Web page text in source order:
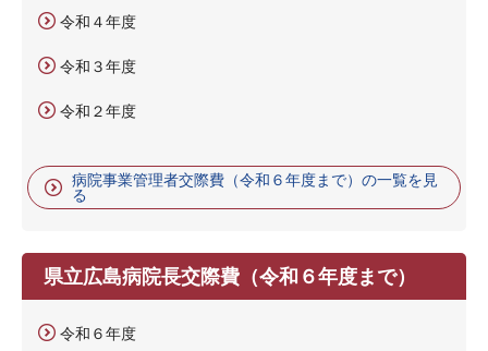
令和４年度
令和３年度
令和２年度
病院事業管理者交際費（令和６年度まで）の一覧を見
る
県立広島病院長交際費（令和６年度まで）
令和６年度